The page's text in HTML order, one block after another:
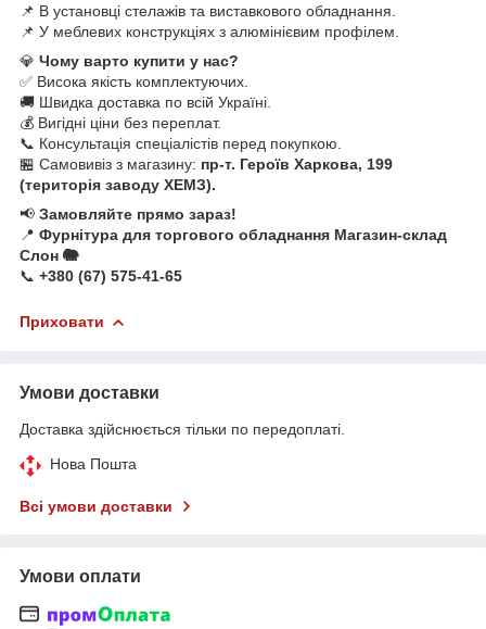
📌 В установці стелажів та виставкового обладнання.
📌 У меблевих конструкціях з алюмінієвим профілем.
💎 Чому варто купити у нас?
✅ Висока якість комплектуючих.
🚚 Швидка доставка по всій Україні.
💰 Вигідні ціни без переплат.
📞 Консультація спеціалістів перед покупкою.
🏪 Самовивіз з магазину: пр-т. Героїв Харкова, 199
(територія заводу ХЕМЗ).
📢 Замовляйте прямо зараз!
📍 Фурнітура для торгового обладнання Магазин-склад
Слон 🐘
📞 +380 (67) 575-41-65
Приховати
Умови доставки
Доставка здійснюється тільки по передоплаті.
Нова Пошта
Всі умови доставки
Умови оплати